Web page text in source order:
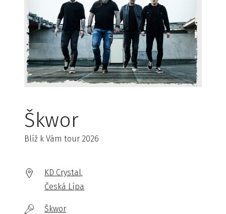
Škwor
Blíž k Vám tour 2026
KD Crystal,
Česká Lípa
Škwor